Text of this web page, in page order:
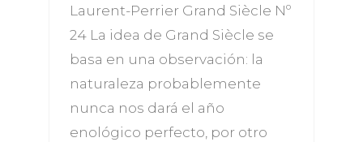
Laurent-Perrier Grand Siècle Nº
24 La idea de Grand Siècle se
basa en una observación: la
naturaleza probablemente
nunca nos dará el año
enológico perfecto, por otro